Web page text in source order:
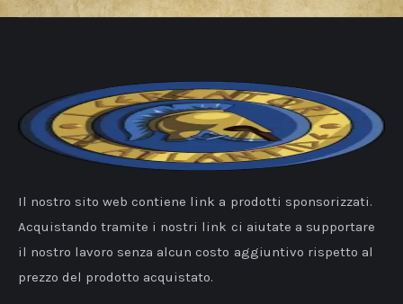
Il nostro sito web contiene link a prodotti sponsorizzati.
Acquistando tramite i nostri link ci aiutate a supportare
il nostro lavoro senza alcun costo aggiuntivo rispetto al
prezzo del prodotto acquistato.